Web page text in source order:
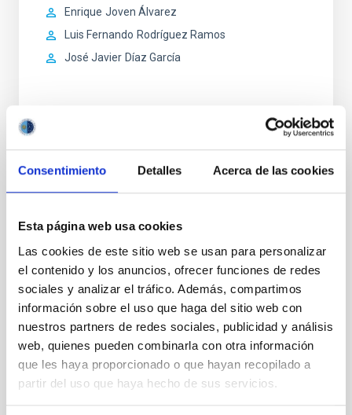
Consentimiento Detalles Acerca de las cookies
Esta página web usa cookies
Las cookies de este sitio web se usan para personalizar
el contenido y los anuncios, ofrecer funciones de redes
sociales y analizar el tráfico. Además, compartimos
información sobre el uso que haga del sitio web con
nuestros partners de redes sociales, publicidad y análisis
web, quienes pueden combinarla con otra información
que les haya proporcionado o que hayan recopilado a
partir del uso que haya hecho de sus servicios.
Enrique Joven Álvarez
Luis Fernando Rodríguez Ramos
José Javier Díaz García
ÁMBITO
PÚBLICA